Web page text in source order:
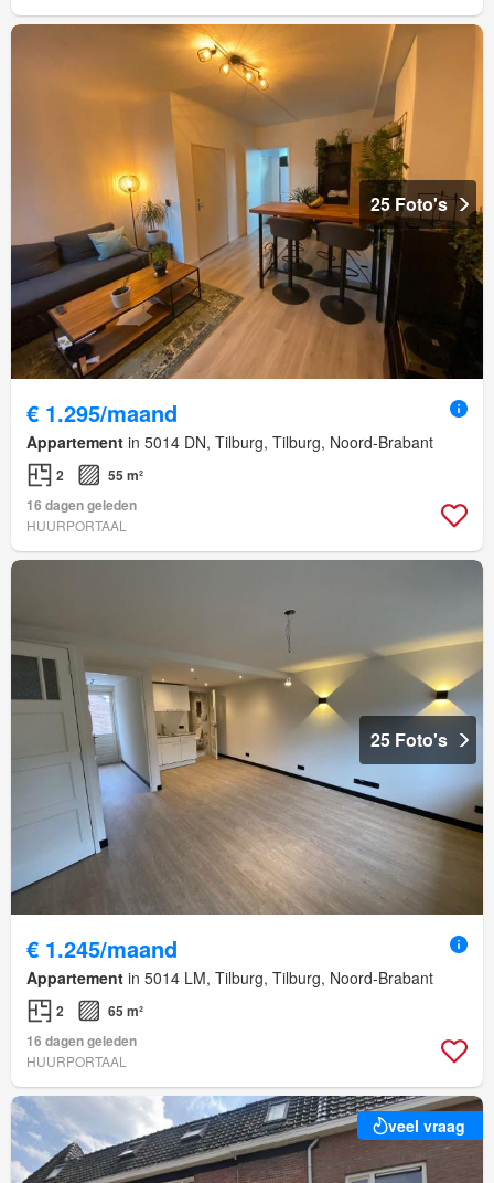
25 Foto's
€ 1.295/maand
Appartement in 5014 DN, Tilburg, Tilburg, Noord-Brabant
2
55 m²
16 dagen geleden
HUURPORTAAL
25 Foto's
€ 1.245/maand
Appartement in 5014 LM, Tilburg, Tilburg, Noord-Brabant
2
65 m²
16 dagen geleden
HUURPORTAAL
veel vraag